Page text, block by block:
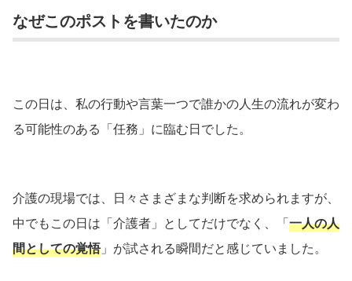
なぜこのポストを書いたのか
この日は、私の行動や言葉一つで誰かの人生の流れが変わ
る可能性のある「任務」に臨む日でした。
介護の現場では、日々さまざまな判断を求められますが、
中でもこの日は「介護者」としてだけでなく、「一人の人
間としての覚悟」が試される瞬間だと感じていました。